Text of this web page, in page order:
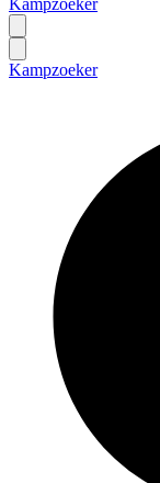
Kampzoeker
Kampzoeker